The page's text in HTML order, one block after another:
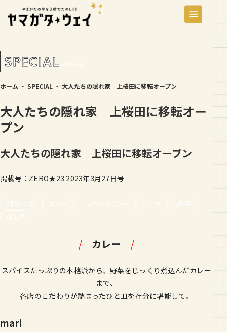
SPECIAL スペシャル
ホーム ・ SPECIAL ・ 大人たちの隠れ家 上桜田に移転オープン
大人たちの隠れ家 上桜田に移転オー
プン
大人たちの隠れ家 上桜田に移転オープン
掲載号：ZERO★23 2023年3月27日号
ZERO☆23 カレー ニュースなランチ ランチ
山形市
山形県
/ カレー /
スパイスたっぷりの本格派から、野菜をじっくり煮込んだカレー
まで、
各店のこだわりが詰まったひと皿を存分に堪能して。
mari